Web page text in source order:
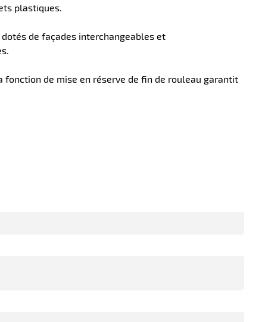
plastiques.
de façades interchangeables et
de mise en réserve de fin de rouleau garantit